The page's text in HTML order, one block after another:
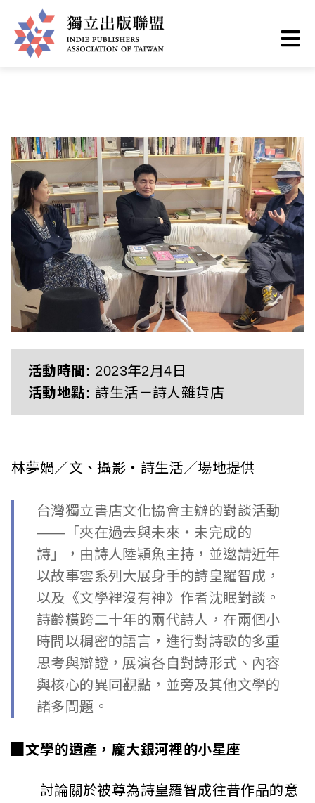
to
main
d
i
e
u
b
i
r
s
i
You
are
Home ❯ 出版現場
活動時間: 2023年2月4日
活動地點:詩生活－詩人雜貨店
林夢媧／文、攝影・詩生活／場地提供
台灣獨立書店文化協會主辦的對談活動
——「夾在過去與未來・未完成的
詩」，由詩人陸穎魚主持，並邀請近年
以故事雲系列大展身手的詩皇羅智成，
以及《文學裡沒有神》作者沈眠對談。
詩齡橫跨二十年的兩代詩人，在兩個小
時間以稠密的語言，進行對詩歌的多重
思考與辯證，展演各自對詩形式、內容
與核心的異同觀點，並旁及其他文學的
諸多問題。
▉文學的遺產，龐大銀河裡的小星座
討論關於被尊為詩皇羅智成往昔作品的意